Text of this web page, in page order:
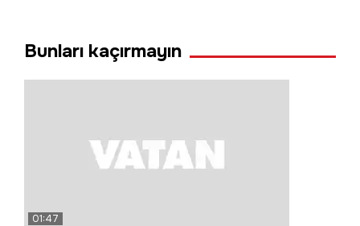
Bunları kaçırmayın
01:47